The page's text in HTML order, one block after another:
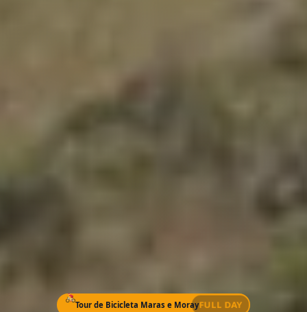
Tour de Bicicleta Maras e MorayFULL DAY